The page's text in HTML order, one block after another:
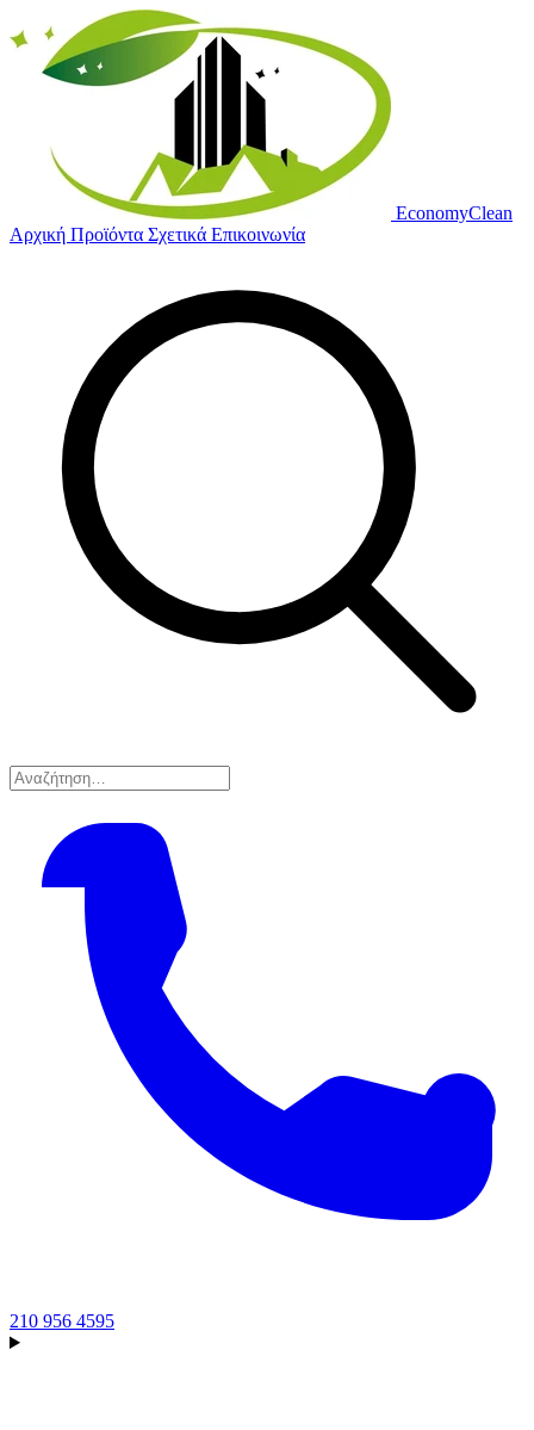
EconomyClean
Αρχική Προϊόντα Σχετικά Επικοινωνία
210 956 4595